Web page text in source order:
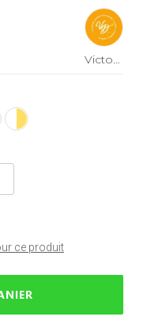
Victoria
ce produit